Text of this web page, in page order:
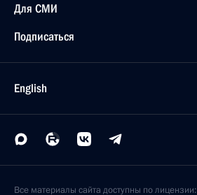
Для СМИ
Подписаться
English
Все материалы сайта доступны по лицензии: